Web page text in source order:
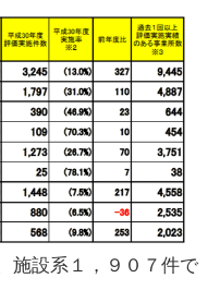
施設系１，９０７件で